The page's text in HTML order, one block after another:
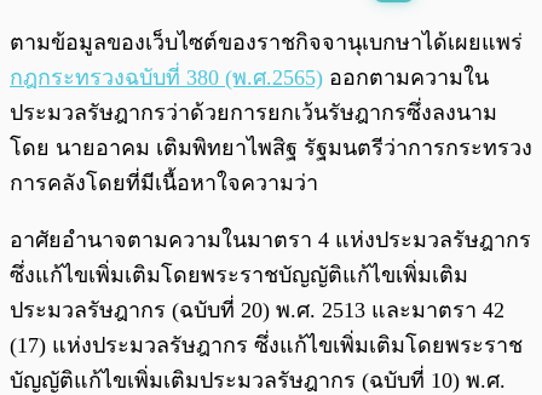
0:00 /
ตามข้อมูลของเว็บไซต์ของราชกิจจานุเบกษาได้เผยแพร่
กฎกระทรวงฉบับที่ 380 (พ.ศ.2565) ออกตามความใน
ประมวลรัษฎากรว่าด้วยการยกเว้นรัษฎากรซึ่งลงนาม
โดย นายอาคม เติมพิทยาไพสิฐ รัฐมนตรีว่าการกระทรวง
การคลังโดยที่มีเนื้อหาใจความว่า
อาศัยอำนาจตามความในมาตรา 4 แห่งประมวลรัษฎากร
ซึ่งแก้ไขเพิ่มเติมโดยพระราชบัญญัติแก้ไขเพิ่มเติม
ประมวลรัษฎากร (ฉบับที่ 20) พ.ศ. 2513 และมาตรา 42
(17) แห่งประมวลรัษฎากร ซึ่งแก้ไขเพิ่มเติมโดยพระราช
บัญญัติแก้ไขเพิ่มเติมประมวลรัษฎากร (ฉบับที่ 10) พ.ศ.